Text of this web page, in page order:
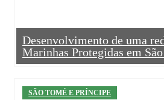
Desenvolvimento de uma
Marinhas Protegidas em
SÃO TOMÉ E PRÍNCIPE